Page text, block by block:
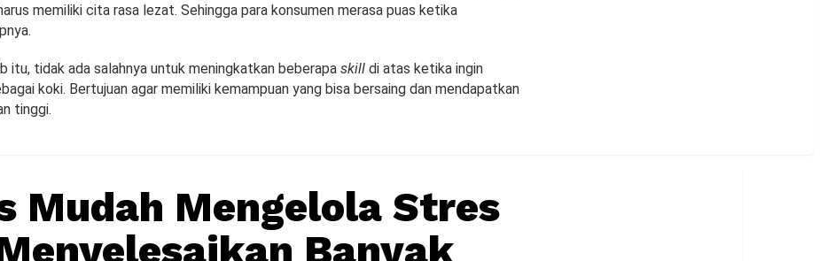
memiliki cita rasa lezat. Sehingga para konsumen merasa puas ketika
itu, tidak ada salahnya untuk meningkatkan beberapa skill di atas ketika ingin
koki. Bertujuan agar memiliki kemampuan yang bisa bersaing dan mendapatkan
tinggi.
Mudah Mengelola Stres
Banyak